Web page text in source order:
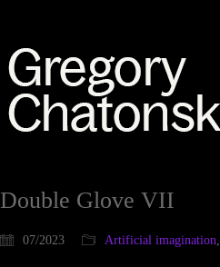
Double Glove VII
07/2023 Artificial imagination,